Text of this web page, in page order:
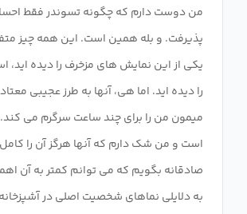
من دوست دارم که چگونه تسوندر فقط
پذیرفت. و بله همین است. این همه چیز
یکی از این نمایش های مزخرف را دیده اید،
را دیده اید. اما هی، آنها به طرز عجیبی
میمون من را برای چند ساعت سرگرم می
است و من شک دارم که آنها هرگز آن را کامل
صادقانه بگویم که می توانم کمتر به آن
به دلایلی نماهای شخصیت اصلی در